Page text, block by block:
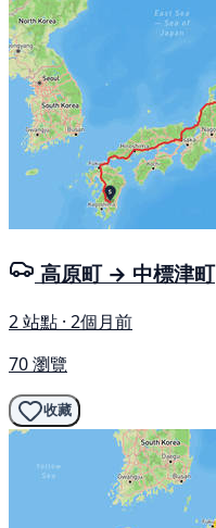
高原町 → 中標津町
2 站點 · 2個月前
70 瀏覽
收藏